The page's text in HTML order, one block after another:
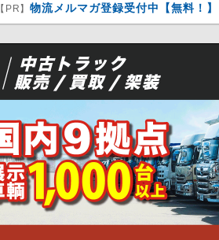
PR】物流メルマガ登録受付中【無料！】